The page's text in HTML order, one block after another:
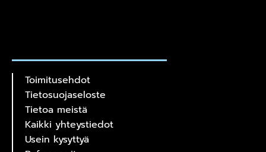
Toimitusehdot
Tietosuojaseloste
Tietoa meistä
Kaikki yhteystiedot
Usein kysyttyä